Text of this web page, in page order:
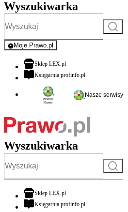
Wyszukiwarka
Szukaj
Moje Prawo.pl
- rejestracja i logowanie do serwisu
Sklep LEX.plotwiera się w nowej karcie
Księgarnia profinfo.plotwiera się w
Nasze serwisy
Wyszukiwarka
Szukaj
Sklep LEX.plotwiera się w nowej karcie
Księgarnia profinfo.plotwiera się w